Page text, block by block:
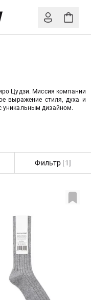
Цудзи. Миссия компании
выражение стиля, духа и
уникальным дизайном.
Фильтр [1]